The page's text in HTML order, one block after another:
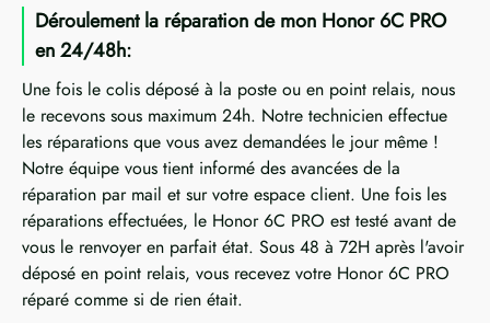
Déroulement la réparation de mon Honor 6C PRO
en 24/48h:
Une fois le colis déposé à la poste ou en point relais, nous
le recevons sous maximum 24h. Notre technicien effectue
les réparations que vous avez demandées le jour même !
Notre équipe vous tient informé des avancées de la
réparation par mail et sur votre espace client. Une fois les
réparations effectuées, le Honor 6C PRO est testé avant de
vous le renvoyer en parfait état. Sous 48 à 72H après l'avoir
déposé en point relais, vous recevez votre Honor 6C PRO
réparé comme si de rien était.